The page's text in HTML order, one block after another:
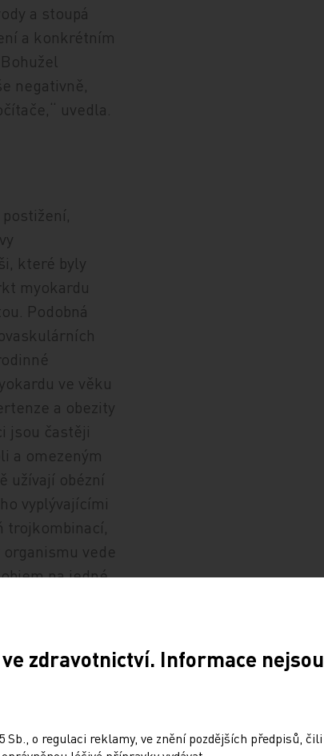
a stoupá
a konkrétním
negativně,
uvedla.
které byly
myokardu
Podobná
ve věku
a obezity
jsou častěji
a omezeným
užívají obézní
vyplývajícími
trojkombinací,
vede
na jedné
tuková
Náročné
zdravotnictví. Informace nejsou
o regulaci reklamy, ve znění pozdějších předpisů, čili